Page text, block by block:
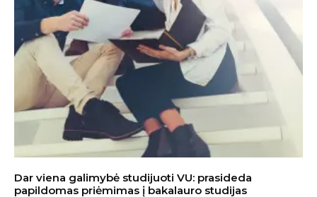
Dar viena galimybė studijuoti VU: prasideda
papildomas priėmimas į bakalauro studijas